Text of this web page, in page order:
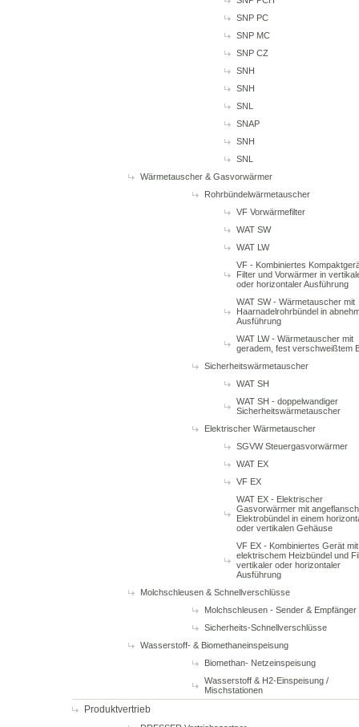
SNP PC
SNP MC
SNP CZ
SNH
SNH
SNL
SNAP
SNH
SNL
Wärmetauscher & Gasvorwärmer
Rohrbündelwärmetauscher
VF Vorwärmefilter
WAT SW
WAT LW
VF - Kombiniertes
Filter und Vorwärmer in
oder horizontaler Ausführung
WAT SW - Wärmetauscher mit
Haarnadelrohrbündel in
Ausführung
WAT LW - Wärmetauscher mit
geradem, fest verschweißtem
Sicherheitswärmetauscher
WAT SH
WAT SH - doppelwandiger
Sicherheitswärmetauscher
Elektrischer Wärmetauscher
SGVW Steuergasvorwärmer
WAT EX
VF EX
WAT EX - Elektrischer
Gasvorwärmer mit
Elektrobündel in einem
oder vertikalen Gehäuse
VF EX - Kombiniertes Gerät mit
elektrischem Heizbündel und
vertikaler oder horizontaler
Ausführung
Molchschleusen & Schnellverschlüsse
Molchschleusen - Sender & Empfänger
Sicherheits-Schnellverschlüsse
Wasserstoff- & Biomethaneinspeisung
Biomethan- Netzeinspeisung
Wasserstoff & H2-Einspeisung /
Mischstationen
Produktvertrieb